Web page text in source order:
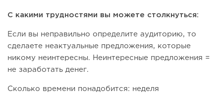
С какими трудностями вы можете столкнуться:
Если вы неправильно определите аудиторию, то
сделаете неактуальные предложения, которые
никому неинтересны. Неинтересные предложения =
не заработать денег.
Сколько времени понадобится: неделя